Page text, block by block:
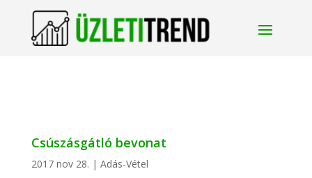
Csúszásgátló bevonat
2017 nov 28. | Adás-Vétel